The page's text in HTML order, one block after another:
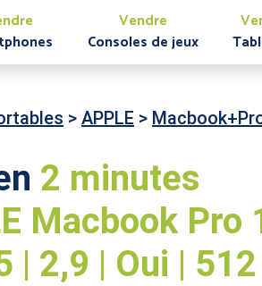
Vendre
Consoles de jeux
> APPLE >
2 minutes
Macbook Pro
| 2,9 | Oui |